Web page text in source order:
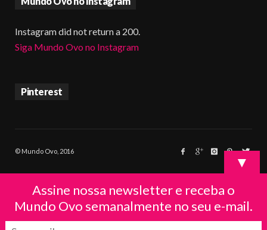
Instagram did not return a 200.
Siga Mundo Ovo no Instagram
Pinterest
© Mundo Ovo, 2016
▼
Assine nossa newsletter e receba o
Mundo Ovo semanalmente no seu e-mail.